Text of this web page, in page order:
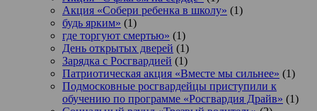
Акция «Собери ребенка в школу» (1)
будь ярким» (1)
где торгуют смертью» (1)
День открытых дверей (1)
Зарядка с Росгвардией (1)
Патриотическая акция «Вместе мы сильнее» (1)
Подмосковные росгвардейцы приступили к
обучению по программе «Росгвардия Драйв» (1)